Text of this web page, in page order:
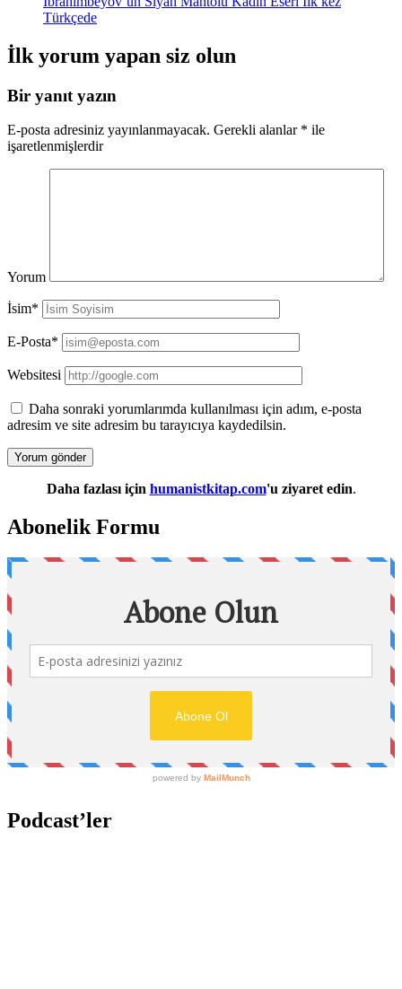
Türkçede
İlk yorum yapan siz olun
Bir yanıt yazın
E-posta adresiniz yayınlanmayacak. Gerekli alanlar * ile
işaretlenmişlerdir
Yorum
İsim*
E-Posta*
Websitesi
Daha sonraki yorumlarımda kullanılması için adım, e-posta
adresim ve site adresim bu tarayıcıya kaydedilsin.
Daha fazlası için humanistkitap.com'u ziyaret edin.
Abonelik Formu
Podcast’ler